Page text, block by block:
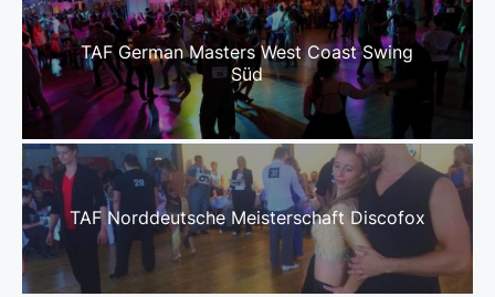
TAF German Masters West Coast Swing
Süd
TAF Norddeutsche Meisterschaft Discofox